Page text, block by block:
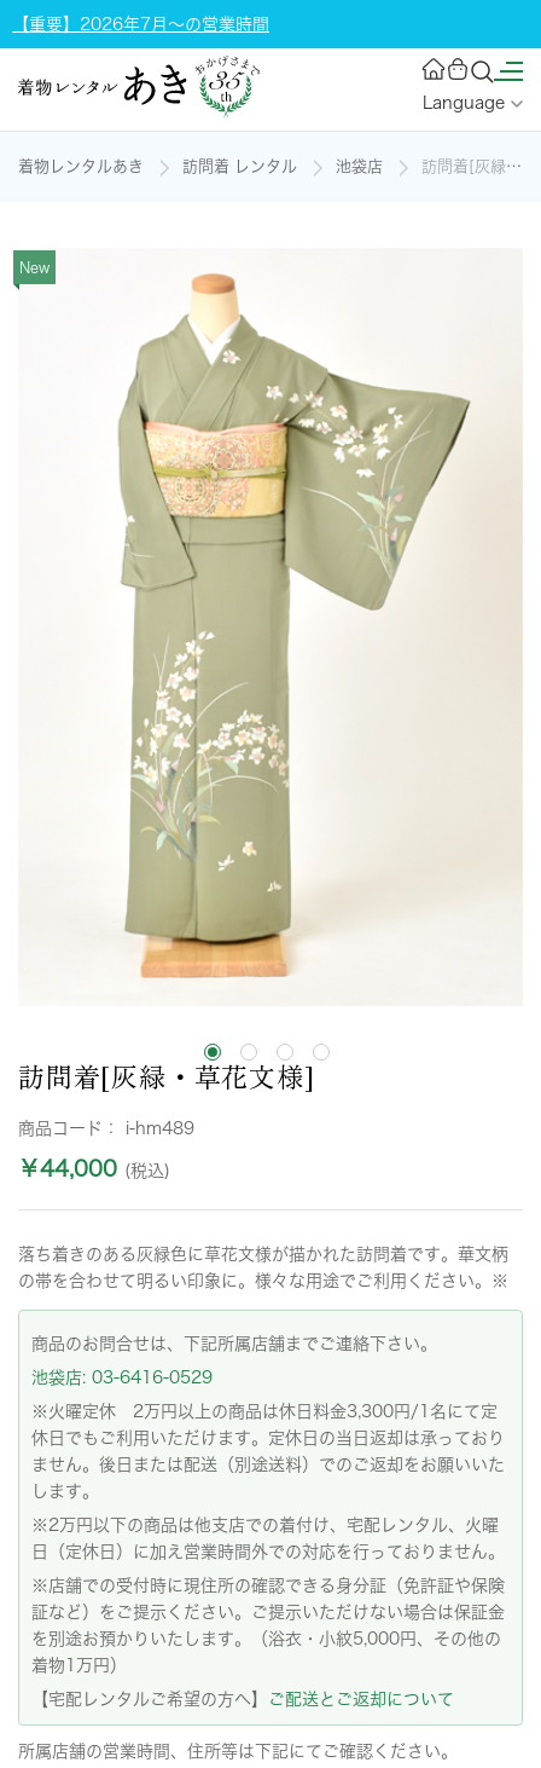
【重要】2026年7月～の営業時間
Language
着物レンタルあき 訪問着 レンタル 池袋店 訪問着[灰緑・草花文様]の着物レンタル
New
訪問着[灰緑・草花文様]
商品コード： i-hm489
￥44,000 (税込)
落ち着きのある灰緑色に草花文様が描かれた訪問着です。華文柄
の帯を合わせて明るい印象に。様々な用途でご利用ください。※
商品のお問合せは、下記所属店舗までご連絡下さい。
池袋店: 03-6416-0529
※火曜定休 2万円以上の商品は休日料金3,300円/1名にて定
休日でもご利用いただけます。定休日の当日返却は承っており
ません。後日または配送（別途送料）でのご返却をお願いいた
します。
※2万円以下の商品は他支店での着付け、宅配レンタル、火曜
日（定休日）に加え営業時間外での対応を行っておりません。
※店舗での受付時に現住所の確認できる身分証（免許証や保険
証など）をご提示ください。ご提示いただけない場合は保証金
を別途お預かりいたします。（浴衣・小紋5,000円、その他の
着物1万円）
【宅配レンタルご希望の方へ】
ご配送とご返却について
所属店舗の営業時間、住所等は下記にてご確認ください。